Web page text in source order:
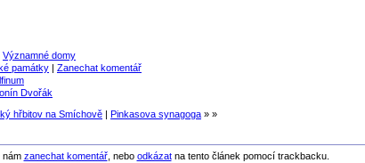
Významné domy
památky
Zanechat komentář
Dvořák
hřbitov na Smíchově Pinkasova synagoga » »
nám zanechat komentář, nebo odkázatna tento článek pomocí trackbacku.